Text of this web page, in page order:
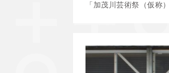
「加茂川芸術祭（仮称